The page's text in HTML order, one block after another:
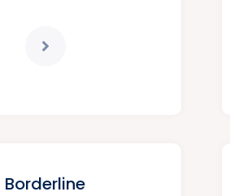
Borderline